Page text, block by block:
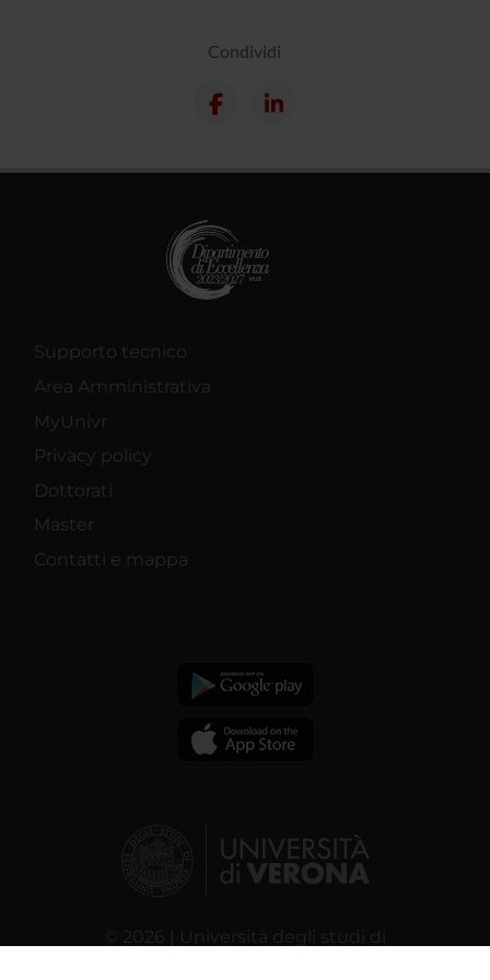
Condividi
Supporto tecnico
Area Amministrativa
MyUnivr
Privacy policy
Dottorati
Master
Contatti e mappa
© 2026 | Università degli studi di